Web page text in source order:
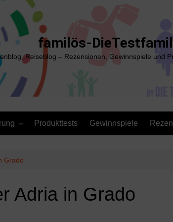
familös-
Reiseblog – Rezensionen, Gewinnspiele und
Produkttests Gewinnspiele
Grado
Adria in Grado